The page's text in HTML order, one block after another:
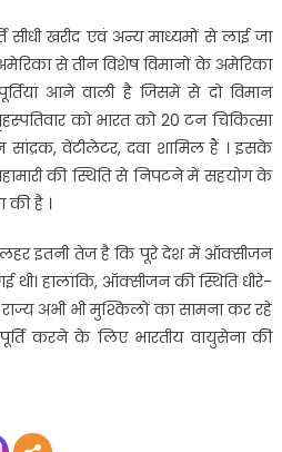
सीधी खरीद एवं अन्य माध्यमों से लाई जा
से तीन विशेष विमानों के अमेरिका
आने वाली है जिसमें से दो विमान
को भारत को 20 टन चिकित्सा
वेंटीलेटर, दवा शामिल हैं । इसके
की स्थिति से निपटने में सहयोग के
की है ।
लहर इतनी तेज है कि पूरे देश में ऑक्सीजन
थी। हालांकि, ऑक्सीजन की स्थिति धीरे-
अभी भी मुश्किलों का सामना कर रहे
करने के लिए भारतीय वायुसेना की